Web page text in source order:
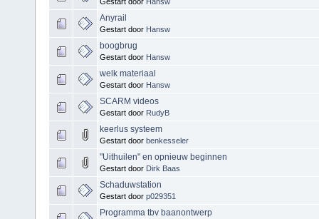
Gestart door Hansw
Anyrail
Gestart door Hansw
boogbrug
Gestart door Hansw
welk materiaal
Gestart door Hansw
SCARM videos
Gestart door RudyB
keerlus systeem
Gestart door benkesseler
"Uithuilen" en opnieuw beginnen
Gestart door Dirk Baas
Schaduwstation
Gestart door p029351
Programma tbv baanontwerp